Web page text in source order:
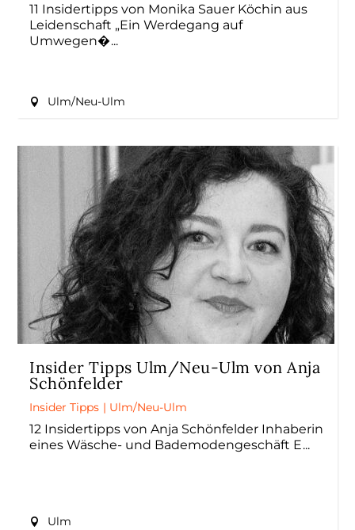
11 Insidertipps von Monika Sauer Köchin aus
Leidenschaft „Ein Werdegang auf
Umwegen�
Ulm/Neu-Ulm
Insider Tipps Ulm/Neu-Ulm von Anja
Schönfelder
Insider Tipps | Ulm/Neu-Ulm
12 Insidertipps von Anja Schönfelder Inhaberin
eines Wäsche- und Bademodengeschäft E
Ulm